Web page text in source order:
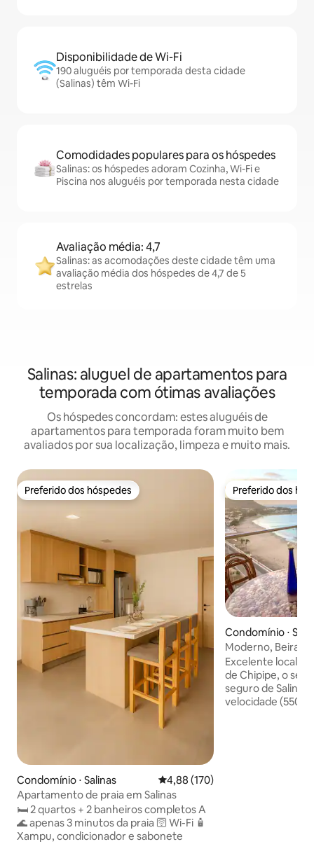
Disponibilidade de Wi-Fi
190 aluguéis por temporada desta cidade
(Salinas) têm Wi-Fi
Comodidades populares para os hóspedes
Salinas: os hóspedes adoram Cozinha, Wi-Fi e
Piscina nos aluguéis por temporada nesta cidade
Avaliação média: 4,7
Salinas: as acomodações deste cidade têm uma
avaliação média dos hóspedes de 4,7 de 5
estrelas
Salinas: aluguel de apartamentos para
temporada com ótimas avaliações
Os hóspedes concordam: estes aluguéis de
apartamentos para temporada foram muito bem
avaliados por sua localização, limpeza e muito mais.
Preferido dos hóspedes
Preferido dos hóspedes
Condomínio ⋅ Salinas 4,88 de uma avaliação média de
4,88 (170)
Apartamento de praia em Salinas
🛏️ 2 quartos + 2 banheiros completos A
🌊 apenas 3 minutos da praia 🛜 Wi-Fi 🧴
Xampu, condicionador e sabonete
Preferido dos
Preferido dos
Condomínio ⋅
Moderno, Beira-
Jacuzzi, Ntflx
Excelente
de Chipipe, o
seguro de Salinas. Tem Wi-Fi de alta
velocidade